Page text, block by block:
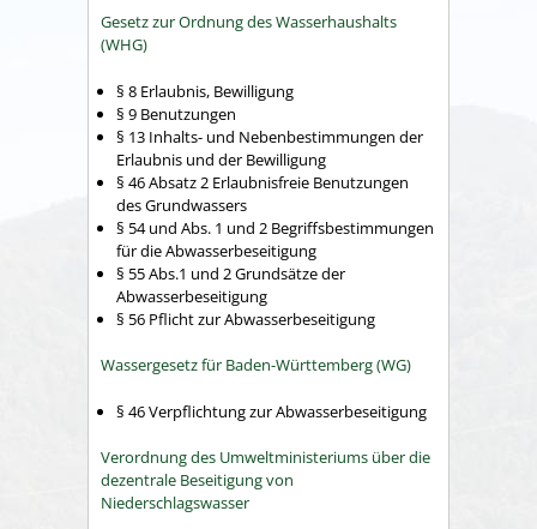
Gesetz zur Ordnung des Wasserhaushalts
(WHG)
§ 8 Erlaubnis, Bewilligung
§ 9 Benutzungen
§ 13 Inhalts- und Nebenbestimmungen der
Erlaubnis und der Bewilligung
§ 46 Absatz 2 Erlaubnisfreie Benutzungen
des Grundwassers
§ 54 und Abs. 1 und 2 Begriffsbestimmungen
für die Abwasserbeseitigung
§ 55 Abs.1 und 2 Grundsätze der
Abwasserbeseitigung
§ 56 Pflicht zur Abwasserbeseitigung
Wassergesetz für Baden-Württemberg (WG)
§ 46 Verpflichtung zur Abwasserbeseitigung
Verordnung des Umweltministeriums über die
dezentrale Beseitigung von
Niederschlagswasser